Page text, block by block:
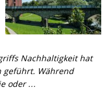
Nachhaltigkeit hat
geführt. Während
oder …